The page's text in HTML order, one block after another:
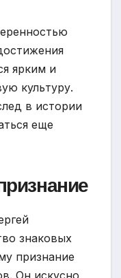
ярким и
культуру.
в истории
еще
знаковых
признание
Он искусно